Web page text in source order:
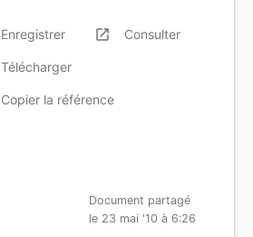
Enregistrer launch Consulter
Télécharger
Copier la référence
Document partagé
le 23 mai '10 à 6:26